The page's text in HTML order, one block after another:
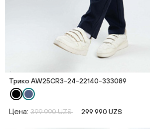
Трико AW25CR3-24-22140-333089
Цена: 399 990 UZS 299 990 UZS